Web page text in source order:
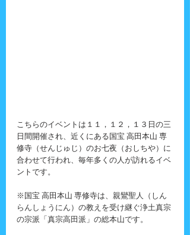
こちらのイベントは１１，１２，１３日の三
日間開催され、近くにある国宝 高田本山 専
修寺（せんじゅじ）のお七夜（おしちや）に
合わせて行われ、毎年多くの人が訪れるイベ
ントです。
※国宝 高田本山 専修寺は、 親鸞聖人（しん
らんしょうにん）の教えを受け継ぐ浄土真宗
の宗派「真宗高田派」の総本山です。